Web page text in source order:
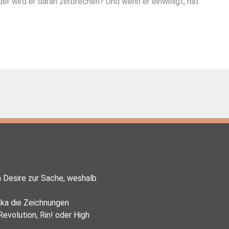
zur Sache, weshalb
die Zeichnungen
Rin! oder High